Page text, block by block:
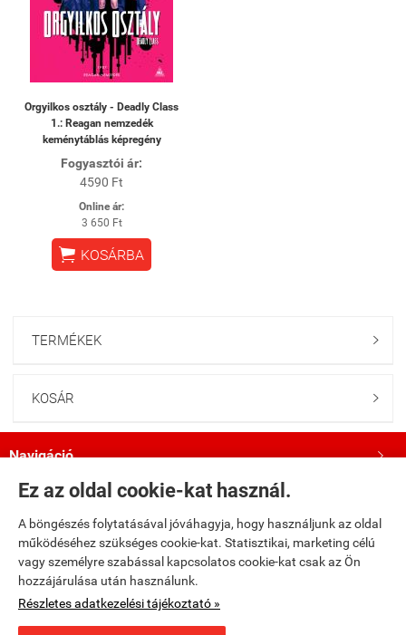
Ez az oldal cookie-kat használ.
A böngészés folytatásával jóváhagyja, hogy használjunk az oldal
működéséhez szükséges cookie-kat. Statisztikai, marketing célú
vagy személyre szabással kapcsolatos cookie-kat csak az Ön
hozzájárulása után használunk.
Részletes adatkezelési tájékoztató »
Orgyilkos osztály - Deadly Class
1.: Reagan nemzedék
keménytáblás képregény
Fogyasztói ár:
4590 Ft
Online ár:
3 650 Ft
 KOSÁRBA
TERMÉKEK 
KOSÁR 
Navigáció 
Saját fiók
Bemutatkozás
Kövess minket a Facebookon!